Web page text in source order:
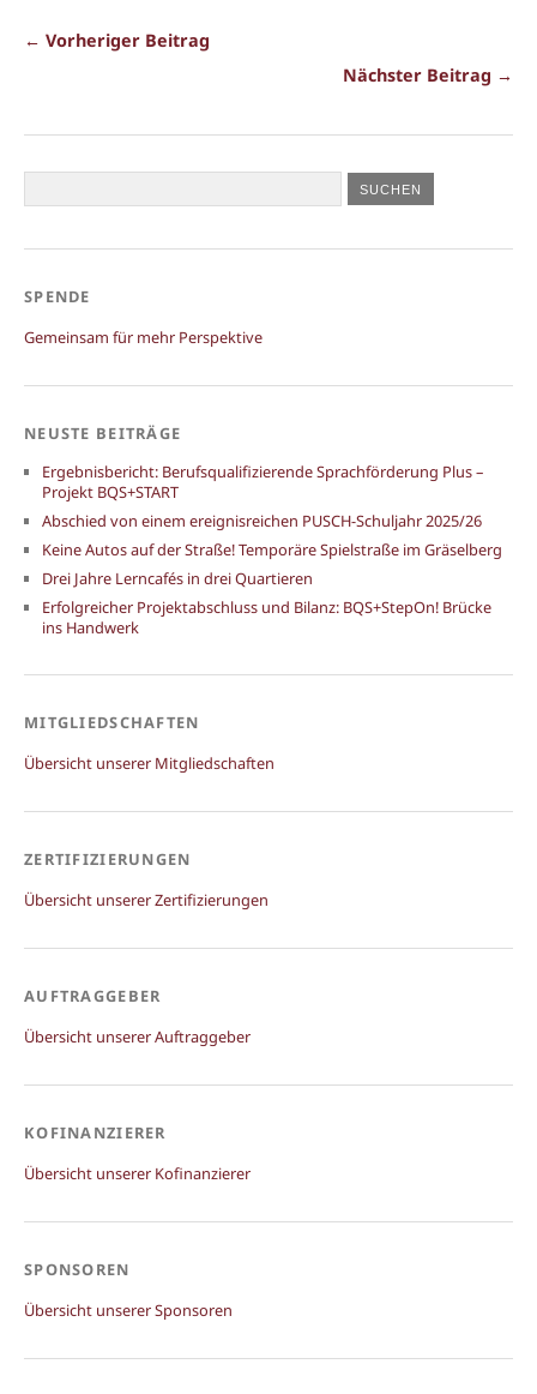
← Vorheriger Beitrag
Nächster Beitrag →
SPENDE
Gemeinsam für mehr Perspektive
NEUSTE BEITRÄGE
Ergebnisbericht: Berufsqualifizierende Sprachförderung Plus –
Projekt BQS+START
Abschied von einem ereignisreichen PUSCH-Schuljahr 2025/26
Keine Autos auf der Straße! Temporäre Spielstraße im Gräselberg
Drei Jahre Lerncafés in drei Quartieren
Erfolgreicher Projektabschluss und Bilanz: BQS+StepOn! Brücke
ins Handwerk
MITGLIEDSCHAFTEN
Übersicht unserer Mitgliedschaften
ZERTIFIZIERUNGEN
Übersicht unserer Zertifizierungen
AUFTRAGGEBER
Übersicht unserer Auftraggeber
KOFINANZIERER
Übersicht unserer Kofinanzierer
SPONSOREN
Übersicht unserer Sponsoren